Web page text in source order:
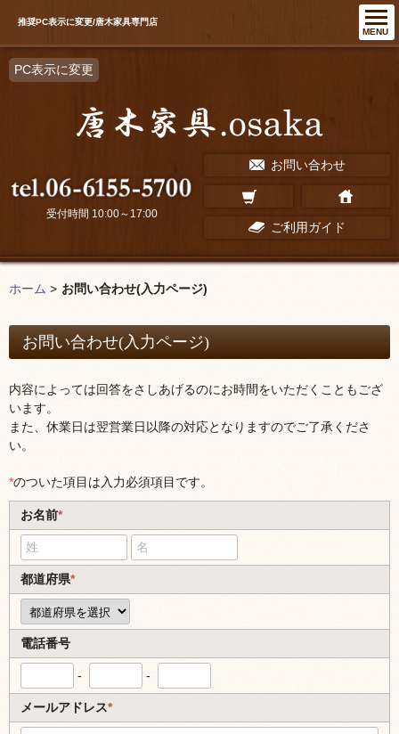
MENU
推奨PC表示に変更/唐木家具専門店
PC表示に変更
お問い合わせ
ご利用ガイド
受付時間 10:00～17:00
ホーム > お問い合わせ(入力ページ)
お問い合わせ(入力ページ)
内容によっては回答をさしあげるのにお時間をいただくこともござ
います。
また、休業日は翌営業日以降の対応となりますのでご了承くださ
い。
*のついた項目は入力必須項目です。
お名前*
都道府県*
電話番号
- -
メールアドレス*